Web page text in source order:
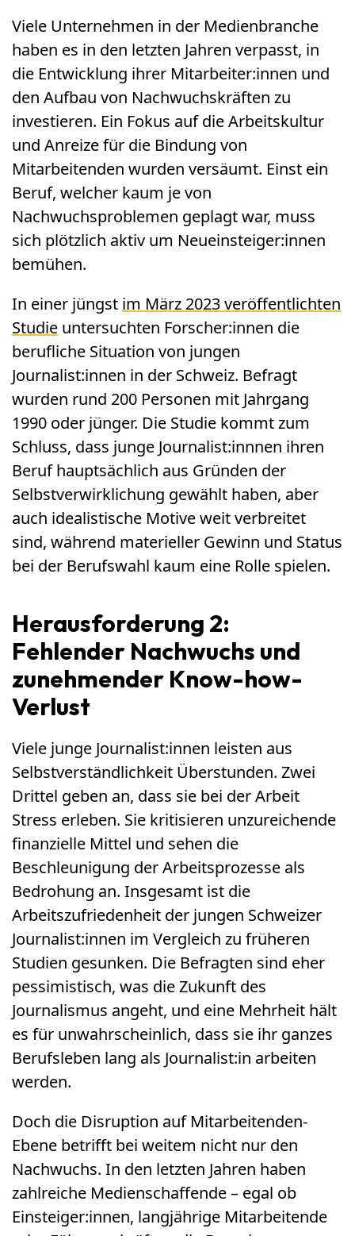
Viele Unternehmen in der Medienbranche
haben es in den letzten Jahren verpasst, in
die Entwicklung ihrer Mitarbeiter:innen und
den Aufbau von Nachwuchskräften zu
investieren. Ein Fokus auf die Arbeitskultur
und Anreize für die Bindung von
Mitarbeitenden wurden versäumt. Einst ein
Beruf, welcher kaum je von
Nachwuchsproblemen geplagt war, muss
sich plötzlich aktiv um Neueinsteiger:innen
bemühen.
In einer jüngst im März 2023 veröffentlichten
Studie untersuchten Forscher:innen die
berufliche Situation von jungen
Journalist:innen in der Schweiz. Befragt
wurden rund 200 Personen mit Jahrgang
1990 oder jünger. Die Studie kommt zum
Schluss, dass junge Journalist:innnen ihren
Beruf hauptsächlich aus Gründen der
Selbstverwirklichung gewählt haben, aber
auch idealistische Motive weit verbreitet
sind, während materieller Gewinn und Status
bei der Berufswahl kaum eine Rolle spielen.
Herausforderung 2:
Fehlender Nachwuchs und
zunehmender Know-how-
Verlust
Viele junge Journalist:innen leisten aus
Selbstverständlichkeit Überstunden. Zwei
Drittel geben an, dass sie bei der Arbeit
Stress erleben. Sie kritisieren unzureichende
finanzielle Mittel und sehen die
Beschleunigung der Arbeitsprozesse als
Bedrohung an. Insgesamt ist die
Arbeitszufriedenheit der jungen Schweizer
Journalist:innen im Vergleich zu früheren
Studien gesunken. Die Befragten sind eher
pessimistisch, was die Zukunft des
Journalismus angeht, und eine Mehrheit hält
es für unwahrscheinlich, dass sie ihr ganzes
Berufsleben lang als Journalist:in arbeiten
werden.
Doch die Disruption auf Mitarbeitenden-
Ebene betrifft bei weitem nicht nur den
Nachwuchs. In den letzten Jahren haben
zahlreiche Medienschaffende – egal ob
Einsteiger:innen, langjährige Mitarbeitende